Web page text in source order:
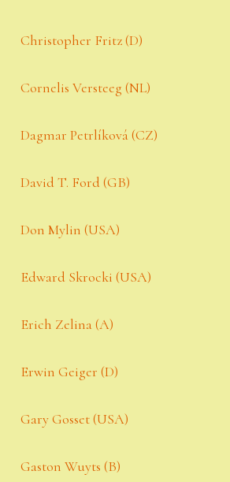
Christopher Fritz (D)
Cornelis Versteeg (NL)
Dagmar Petrlíková (CZ)
David T. Ford (GB)
Don Mylin (USA)
Edward Skrocki (USA)
Erich Zelina (A)
Erwin Geiger (D)
Gary Gosset (USA)
Gaston Wuyts (B)